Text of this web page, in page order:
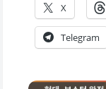
X
Telegram